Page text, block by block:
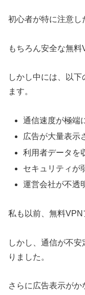
初心者が特に注意し
もちろん安全な無料
しかし中には、以
ます。
通信速度が極端
広告が大量表示
利用者データを
セキュリティが
運営会社が不透
私も以前、無料VPN
しかし、通信が不
りました。
さらに広告表示が